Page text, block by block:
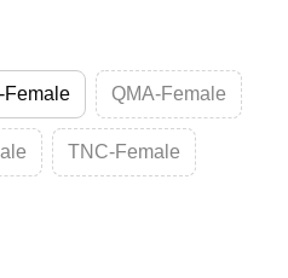
Female QMA-Female
TNC-Female